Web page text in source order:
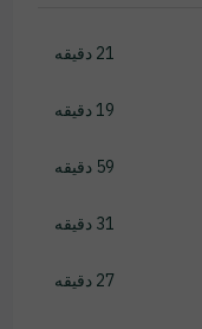
21 دقیقه
19 دقیقه
59 دقیقه
31 دقیقه
27 دقیقه